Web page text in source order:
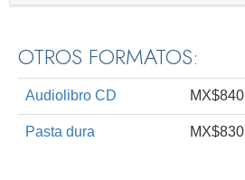
OTROS FORMATOS:
Audiolibro CD MX$840
Pasta dura MX$830